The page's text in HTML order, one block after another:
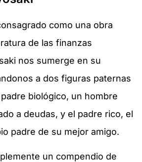
como una obra
de las finanzas
nos sumerge en su
a dos figuras paternas
biológico, un hombre
a deudas, y el padre rico, el
padre de su mejor amigo.
un compendio de